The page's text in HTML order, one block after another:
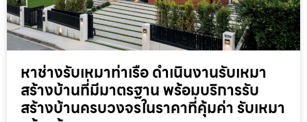
หาช่างรับเหมาท่าเรือ ดำเนินงานรับเหมา
สร้างบ้านที่มีมาตรฐาน พร้อมบริการรับ
สร้างบ้านครบวงจรในราคาที่คุ้มค่า รับเหมา